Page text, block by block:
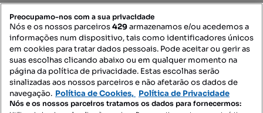
Mapa do Site
Contacte-nos
Preocupamo-nos com a sua privacidade
Nós e os nossos parceiros429armazenamos e/ou acedemos a
informações num dispositivo, tais como identificadores únicos
em cookies para tratar dados pessoais. Pode aceitar ou gerir as
suas escolhas clicando abaixo ou em qualquer momento na
página da política de privacidade. Estas escolhas serão
sinalizadas aos nossos parceiros e não afetarão os dados de
navegação. Política de Cookies, Política de Privacidade
Nós e os nossos parceiros tratamos os dados para fornecermos: